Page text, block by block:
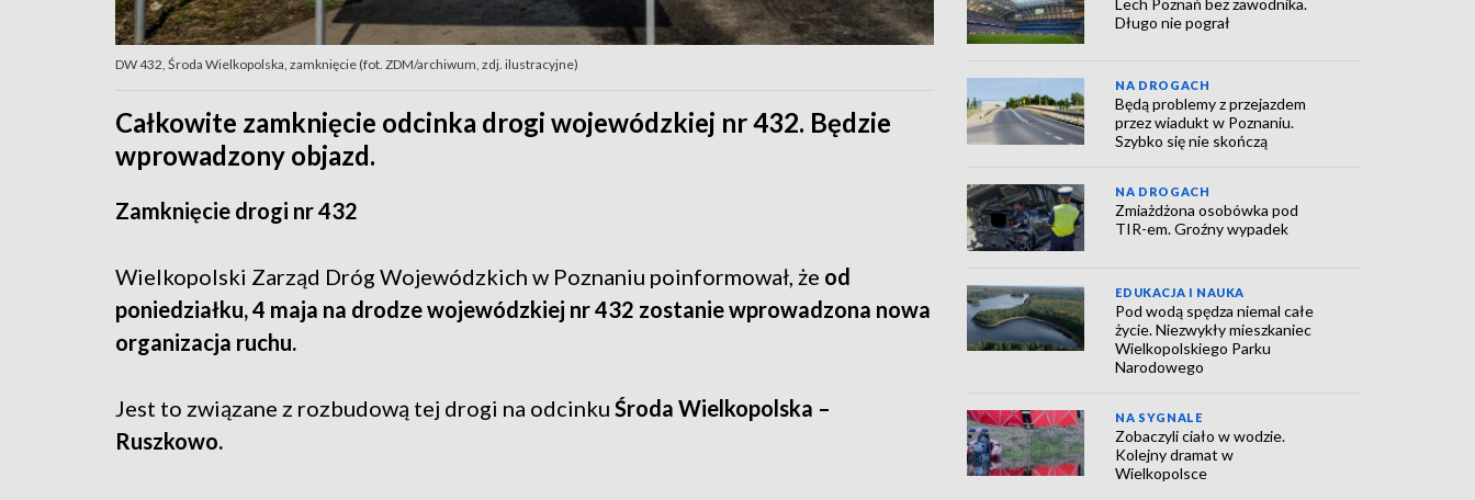
DW 432, Środa Wielkopolska, zamknięcie (fot. ZDM/archiwum, zdj. ilustracyjne)
Całkowite zamknięcie odcinka drogi wojewódzkiej nr 432. Będzie
wprowadzony objazd.
Zamknięcie drogi nr 432
Wielkopolski Zarząd Dróg Wojewódzkich w Poznaniu poinformował, że od
poniedziałku, 4 maja na drodze wojewódzkiej nr 432 zostanie wprowadzona nowa
organizacja ruchu.
Jest to związane z rozbudową tej drogi na odcinku Środa Wielkopolska –
Ruszkowo.
Długo nie pograł
NA DROGACH
Będą problemy z przejazdem
przez wiadukt w Poznaniu.
Szybko się nie skończą
NA DROGACH
Zmiażdżona osobówka pod
TIR-em. Groźny wypadek
EDUKACJA I NAUKA
Pod wodą spędza niemal całe
życie. Niezwykły mieszkaniec
Wielkopolskiego Parku
Narodowego
NA SYGNALE
Zobaczyli ciało w wodzie.
Kolejny dramat w
Wielkopolsce